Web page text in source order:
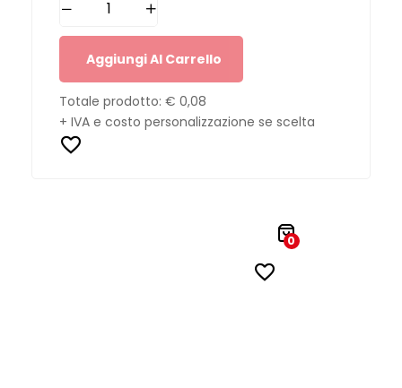
Aggiungi Al Carrello
Totale prodotto: € 0,08
+ IVA e costo personalizzazione se scelta
0